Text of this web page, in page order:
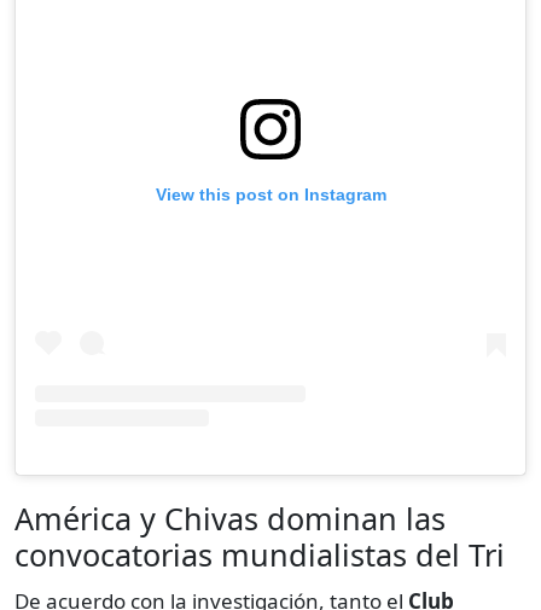
View this post on Instagram
América y Chivas dominan las
convocatorias mundialistas del Tri
De acuerdo con la investigación, tanto el Club